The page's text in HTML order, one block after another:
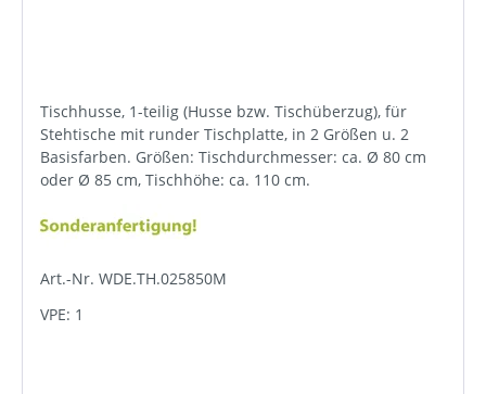
Tischhusse, 1-teilig (Husse bzw. Tischüberzug), für
Stehtische mit runder Tischplatte, in 2 Größen u. 2
Basisfarben. Größen: Tischdurchmesser: ca. Ø 80 cm
oder Ø 85 cm, Tischhöhe: ca. 110 cm.
Art.-Nr. WDE.TH.025850M
VPE: 1